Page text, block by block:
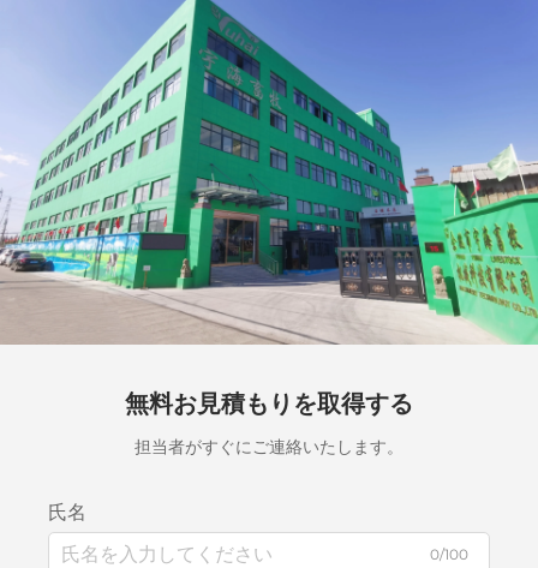
無料お見積もりを取得する
担当者がすぐにご連絡いたします。
氏名
0/100